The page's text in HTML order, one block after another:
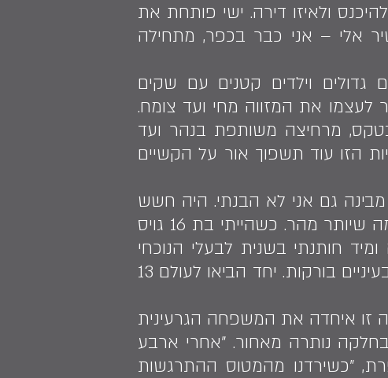
ולאיזו דירה. ישי פותחת את
אלי – אני כבר בכפר, מתחילה
גדולים וילדים קטנים עם שקים
לעצמו את המזווה מחי ועד צומח.
מרחיצה משותפת בנהר ועד
הזו עוד תשפוך אור על הקשיים
"כמו שאת לא מבינה גם אני לא הבנתי. היה חשש
מחטיפת בנות, לכן על אב המשפחה הוטלה האחריות למצוא שידוך כמה שיותר מהר. כשהייתי בת 16 גויס
חותנתי בשנית לבעלי הנוכחי
אסרס". ישי מחייכת לבעלה חיוך מבויש והוא מחזיר לה את אותו החיוך בעיניים בורקות. יחד הביאו לעולם 13
זו איחדה את המשפחה הגרעינית
נותרה מאחור. "אחרי ארבע
היא מספרת, "כשירדנו מהמטוס ההתרגשות